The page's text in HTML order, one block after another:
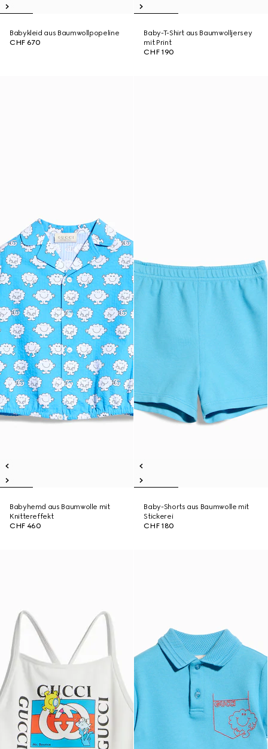
Babykleid aus Baumwollpopeline
CHF 670
Baby-T-Shirt aus Baumwolljersey
mit Print
CHF 190
Babyhemd aus Baumwolle mit
Knittereffekt
CHF 460
Baby-Shorts aus Baumwolle mit
Stickerei
CHF 180